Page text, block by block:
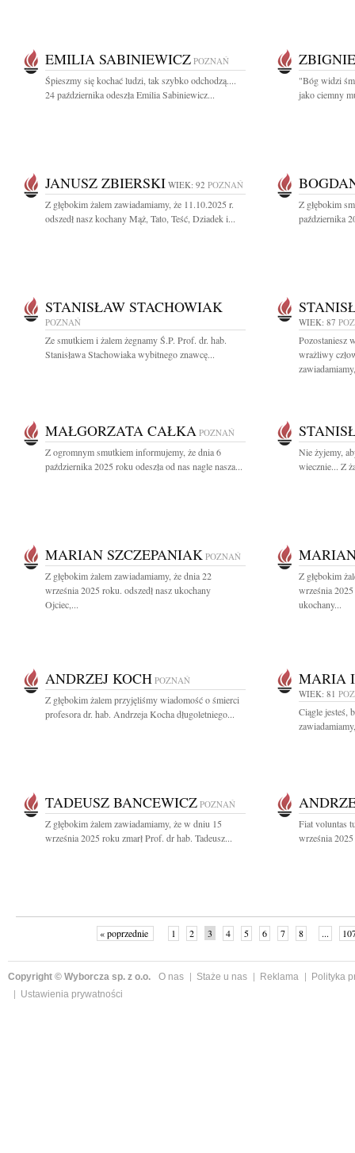
EMILIA SABINIEWICZ POZNAŃ
Śpieszmy się kochać ludzi, tak szybko odchodzą....
24 października odeszła Emilia Sabiniewicz...
"Bóg widzi
jako ciemny
JANUSZ ZBIERSKI WIEK: 92 POZNAŃ
Z głębokim żalem zawiadamiamy, że 11.10.2025 r.
odszedł nasz kochany Mąż, Tato, Teść, Dziadek i...
Z głębokim
października
STANISŁAW STACHOWIAK
POZNAŃ
Ze smutkiem i żalem żegnamy Ś.P. Prof. dr. hab.
Stanisława Stachowiaka wybitnego znawcę...
WIEK: 87
Pozostaniesz
wrażliwy
MAŁGORZATA CAŁKA POZNAŃ
Z ogromnym smutkiem informujemy, że dnia 6
października 2025 roku odeszła od nas nagle nasza...
Nie żyjemy,
wiecznie... Z
MARIAN SZCZEPANIAK POZNAŃ
Z głębokim żalem zawiadamiamy, że dnia 22
września 2025 roku. odszedł nasz ukochany
Ojciec,...
Z głębokim
września
ukochany...
ANDRZEJ KOCH POZNAŃ
Z głębokim żalem przyjęliśmy wiadomość o śmierci
profesora dr. hab. Andrzeja Kocha długoletniego...
MARIA
WIEK: 81
Ciągle jesteś,
TADEUSZ BANCEWICZ POZNAŃ
Z głębokim żalem zawiadamiamy, że w dniu 15
września 2025 roku zmarł Prof. dr hab. Tadeusz...
Fiat voluntas
września
« poprzednie 1 2 3 4 5 6 7 8 ...
Copyright © Wyborcza sp. z o.o. O nas Staże u nas Reklama
Polityka
Ustawienia prywatności